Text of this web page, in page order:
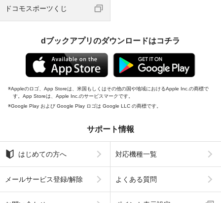
ドコモスポーツくじ
dブックアプリのダウンロードはコチラ
Appleのロゴ、App Storeは、米国もしくはその他の国や地域におけるApple Inc.の商標で
す。App Storeは、Apple Inc.のサービスマークです。
Google Play および Google Play ロゴは Google LLC の商標です。
サポート情報
はじめての方へ 対応機種一覧
メールサービス登録/解除 よくある質問